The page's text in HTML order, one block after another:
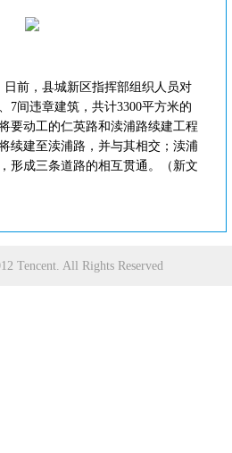
日前，县城新区指挥部组织人员对
7间违章建筑，共计3300平方米的
要动工的仁英路和渎浦路续建工程
续建至渎浦路，并与其相交；渎浦
形成三条道路的相互贯通。（新文
Tencent. All Rights Reserved